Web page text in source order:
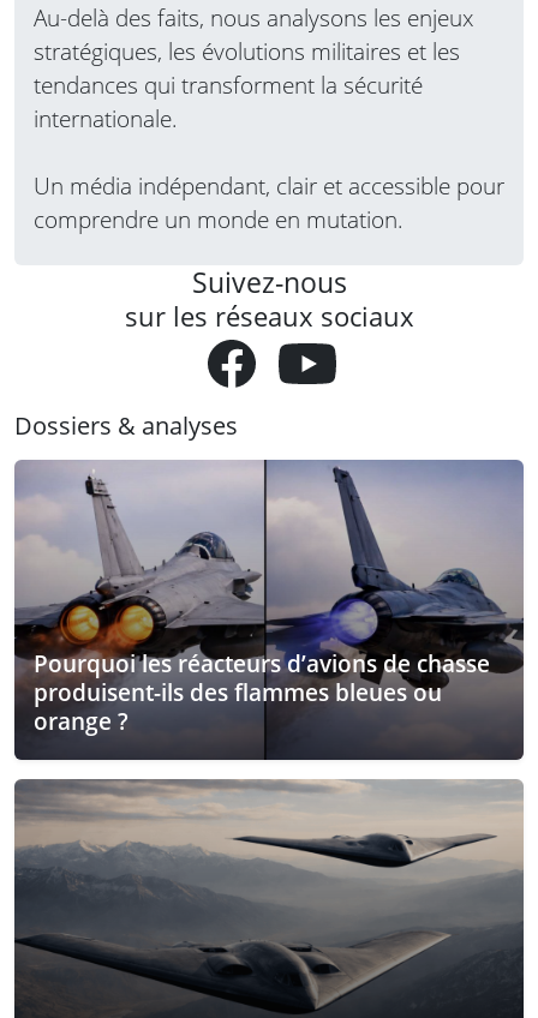
Au-delà des faits, nous analysons les enjeux
stratégiques, les évolutions militaires et les
tendances qui transforment la sécurité
internationale.
Un média indépendant, clair et accessible pour
comprendre un monde en mutation.
Suivez-nous
sur les réseaux sociaux
Dossiers & analyses
Pourquoi les réacteurs d’avions de chasse
produisent-ils des flammes bleues ou
orange ?